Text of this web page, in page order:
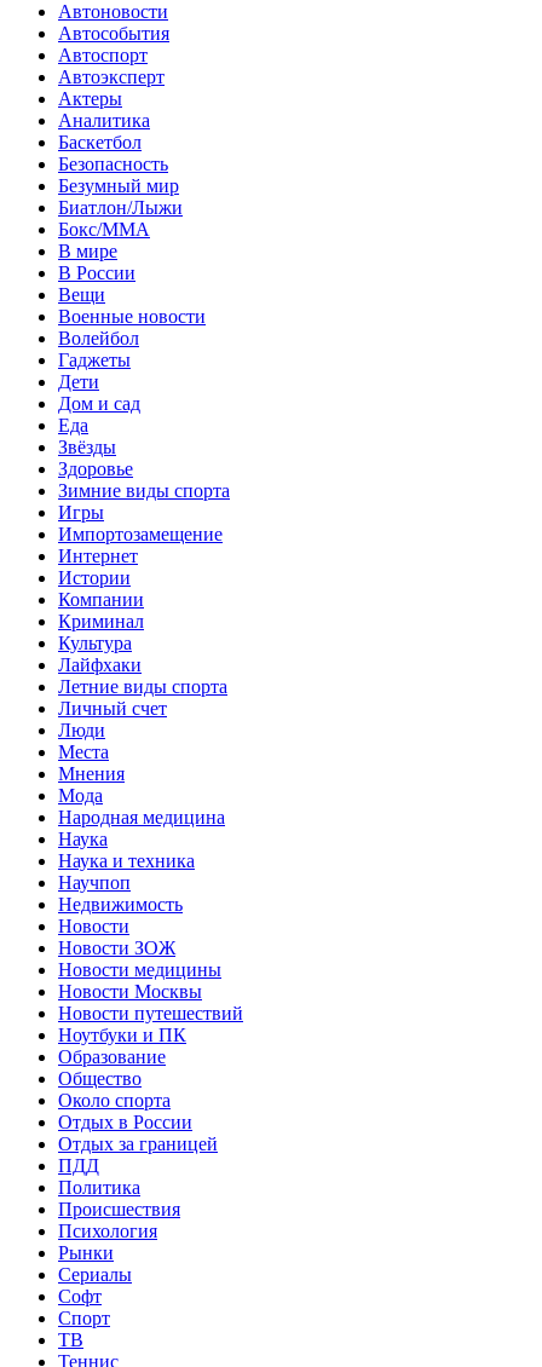
Автоновости
Автособытия
Автоспорт
Автоэксперт
Актеры
Аналитика
Баскетбол
Безопасность
Безумный мир
Биатлон/Лыжи
Бокс/MMA
В мире
В России
Вещи
Военные новости
Волейбол
Гаджеты
Дети
Дом и сад
Еда
Звёзды
Здоровье
Зимние виды спорта
Игры
Импортозамещение
Интернет
Истории
Компании
Криминал
Культура
Лайфхаки
Летние виды спорта
Личный счет
Люди
Места
Мнения
Мода
Народная медицина
Наука
Наука и техника
Научпоп
Недвижимость
Новости
Новости ЗОЖ
Новости медицины
Новости Москвы
Новости путешествий
Ноутбуки и ПК
Образование
Общество
Около спорта
Отдых в России
Отдых за границей
ПДД
Политика
Происшествия
Психология
Рынки
Сериалы
Софт
Спорт
ТВ
Теннис